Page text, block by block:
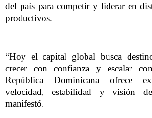
del país para competir y liderar en
productivos.
“Hoy el capital global busca
crecer con confianza y escalar
República Dominicana ofrece
velocidad, estabilidad y visión
manifestó.